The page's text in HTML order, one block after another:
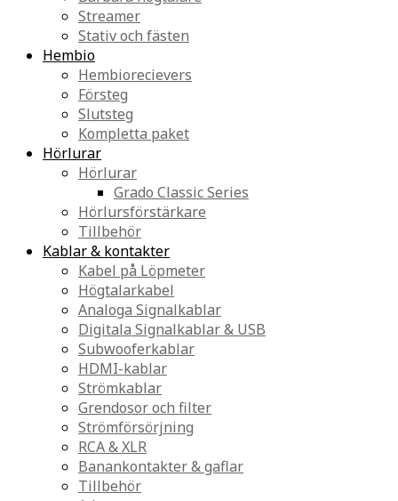
Streamer
Stativ och fästen
Hembio
Hembiorecievers
Försteg
Slutsteg
Kompletta paket
Hörlurar
Hörlurar
Grado Classic Series
Hörlursförstärkare
Tillbehör
Kablar & kontakter
Kabel på Löpmeter
Högtalarkabel
Analoga Signalkablar
Digitala Signalkablar & USB
Subwooferkablar
HDMI-kablar
Strömkablar
Grendosor och filter
Strömförsörjning
RCA & XLR
Banankontakter & gaflar
Tillbehör